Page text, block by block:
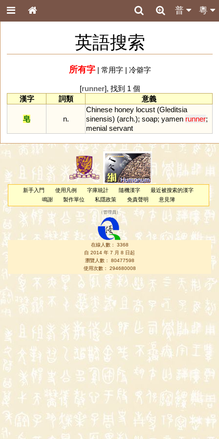
粵
普
英語搜索
所有字| 常用字| 冷僻字
[runner], 找到 1 個
漢字
詞類 意義
皂 n.
Chinese honey locust (Gleditsia
sinensis) (arch.); soap; yamen runner;
menial servant
新手入門 使用凡例 字庫統計 隨機漢字
最近被搜索的漢字
鳴謝
製作單位 私隱政策 免責聲明 意見簿
（管理員 ）
在線人數： 3368
自 2014 年 7 月 8 日起
瀏覽人數： 80477598
使用次數： 294680008